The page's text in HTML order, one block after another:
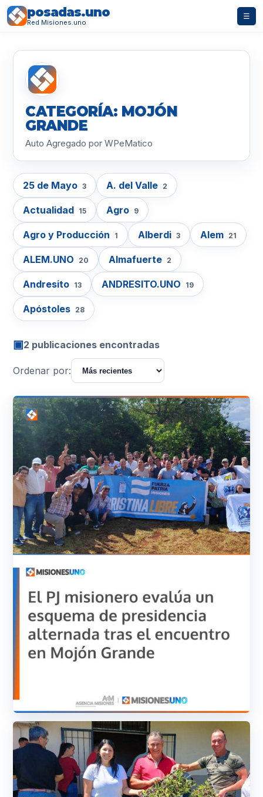
posadas.uno
Red Misiones.uno
☰
CATEGORÍA: MOJÓN
GRANDE
Auto Agregado por WPeMatico
25 de Mayo 3 A. del Valle 2
Actualidad 15 Agro 9
Agro y Producción 1 Alberdi 3 Alem 21
ALEM.UNO 20 Almafuerte 2
Andresito 13 ANDRESITO.UNO 19
Apóstoles 28
▣2 publicaciones encontradas
Ordenar por: